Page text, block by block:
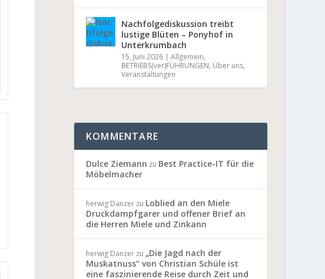
Nachfolgediskussion treibt
lustige Blüten – Ponyhof in
Unterkrumbach
15, Juni 2026| Allgemein,
BETRIEBS(ver)FÜHRUNGEN, Über uns,
Veranstaltungen
KOMMENTARE
Dulce Ziemann zu Best Practice-IT für die
Möbelmacher
herwig Danzerzu Loblied an den Miele
Druckdampfgarer und offener Brief an
die Herren Miele und Zinkann
herwig Danzerzu „Die Jagd nach der
Muskatnuss“ von Christian Schüle ist
eine faszinierende Reise durch Zeit und